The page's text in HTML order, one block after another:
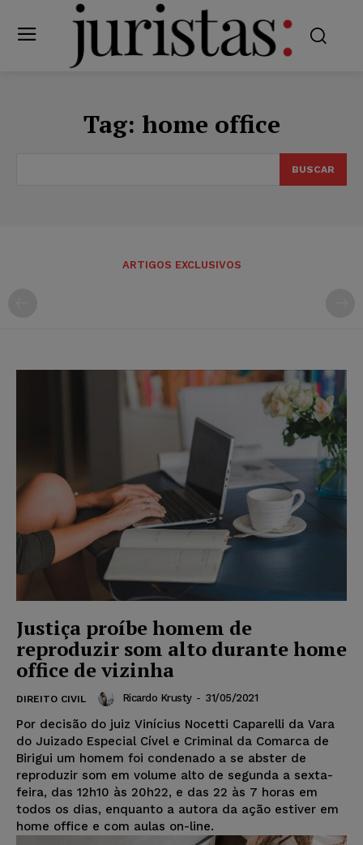
Tag: home office
BUSCAR
ARTIGOS EXCLUSIVOS
Justiça proíbe homem de
reproduzir som alto durante home
office de vizinha
DIREITO CIVIL Ricardo Krusty - 31/05/2021
Por decisão do juiz Vinícius Nocetti Caparelli da Vara
do Juizado Especial Cível e Criminal da Comarca de
Birigui um homem foi condenado a se abster de
reproduzir som em volume alto de segunda a sexta-
feira, das 12h10 às 20h22, e das 22 às 7 horas em
todos os dias, enquanto a autora da ação estiver em
home office e com aulas on-line.